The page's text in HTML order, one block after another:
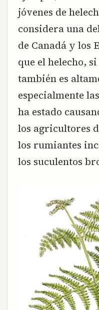
jóvenes de
considera una
de Canadá y los
que el helecho,
también es
especialmente
ha estado
los agricultores
los rumiantes
los suculentos